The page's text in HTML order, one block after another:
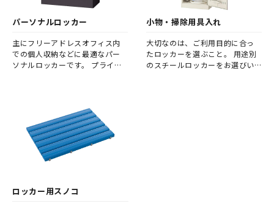
パーソナルロッカー
主にフリーアドレスオフィス内
での個人収納などに最適なパー
ソナルロッカーです。 プライバ
小物・掃除用具入れ
大切なのは、ご利用目的に合っ
たロッカーを選ぶこと。 用途別
のスチールロッカーをお選びい
ロッカー用スノコ